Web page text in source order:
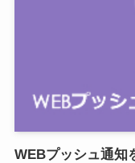
WEBプッシュ通知